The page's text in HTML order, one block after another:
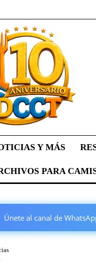
Y MÁS
PARA
Únete al canal de